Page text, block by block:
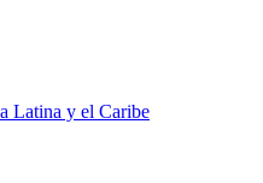
Latina y el Caribe